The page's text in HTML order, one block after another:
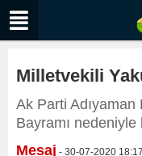
Milletvekili
Ak Parti
Bayramı nedeniyle
Mesaj - 30-07-2020 18:17